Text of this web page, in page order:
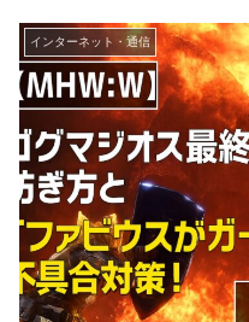
インターネット・通信